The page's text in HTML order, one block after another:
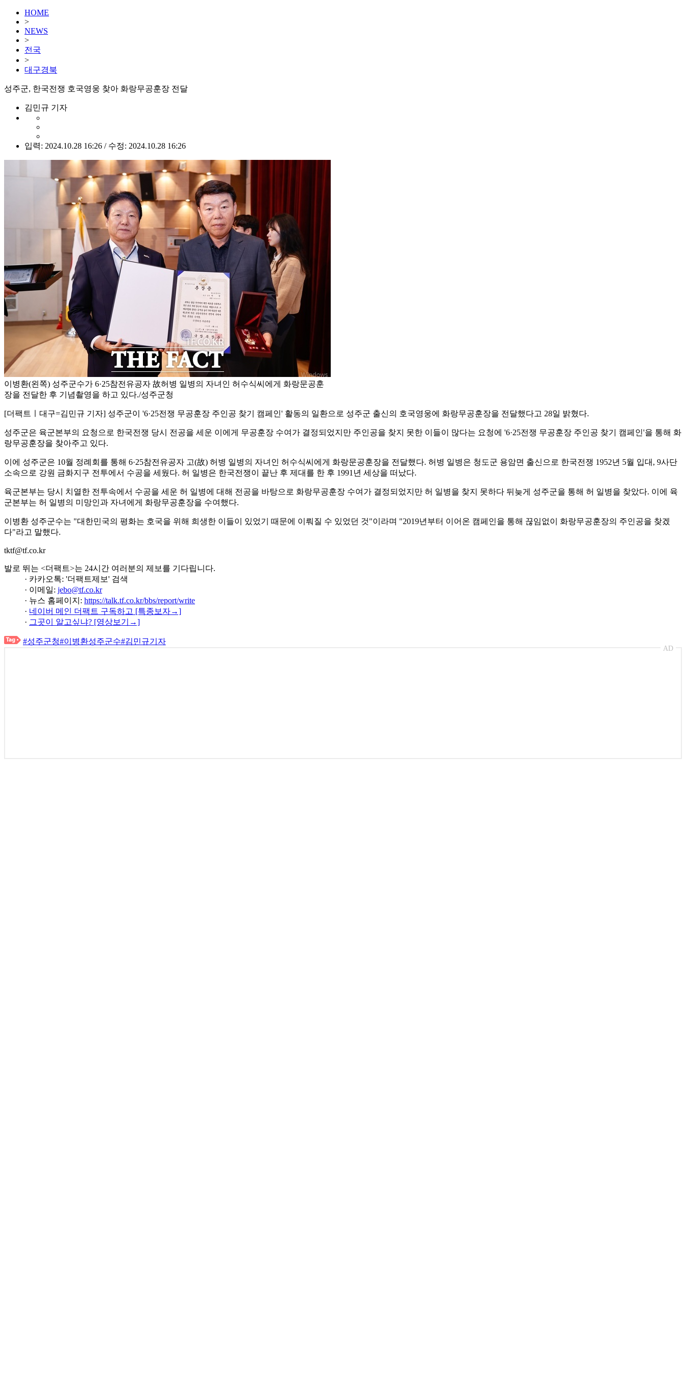
HOME
>
NEWS
>
전국
>
대구경북
성주군, 한국전쟁 호국영웅 찾아 화랑무공훈장 전달
김민규 기자
입력: 2024.10.28 16:26 / 수정: 2024.10.28 16:26
이병환(왼쪽) 성주군수가 6·25참전유공자 故허병 일병의 자녀인 허수식씨에게 화랑문공훈
장을 전달한 후 기념촬영을 하고 있다./성주군청
[더팩트ㅣ대구=김민규 기자] 성주군이 '6·25전쟁 무공훈장 주인공 찾기 캠페인' 활동의 일환으로 성주군 출신의 호국영웅에 화랑무공훈장을 전달했다고 28일 밝혔다.
성주군은 육군본부의 요청으로 한국전쟁 당시 전공을 세운 이에게 무공훈장 수여가 결정되었지만 주인공을 찾지 못한 이들이 많다는 요청에 '6·25전쟁 무공훈장 주인공 찾기 캠페인'을 통해 화
랑무공훈장을 찾아주고 있다.
이에 성주군은 10월 정례회를 통해 6·25참전유공자 고(故) 허병 일병의 자녀인 허수식씨에게 화랑문공훈장을 전달했다. 허병 일병은 청도군 용암면 출신으로 한국전쟁 1952년 5월 입대, 9사단
소속으로 강원 금화지구 전투에서 수공을 세웠다. 허 일병은 한국전쟁이 끝난 후 제대를 한 후 1991년 세상을 떠났다.
육군본부는 당시 치열한 전투속에서 수공을 세운 허 일병에 대해 전공을 바탕으로 화랑무공훈장 수여가 결정되었지만 허 일병을 찾지 못하다 뒤늦게 성주군을 통해 허 일병을 찾았다. 이에 육
군본부는 허 일병의 미망인과 자녀에게 화랑무공훈장을 수여했다.
이병환 성주군수는 "대한민국의 평화는 호국을 위해 희생한 이들이 있었기 때문에 이뤄질 수 있었던 것"이라며 "2019년부터 이어온 캠페인을 통해 끊임없이 화랑무공훈장의 주인공을 찾겠
다"라고 말했다.
tktf@tf.co.kr
발로 뛰는 <더팩트>는 24시간 여러분의 제보를 기다립니다.
· 카카오톡: '더팩트제보' 검색
· 이메일: jebo@tf.co.kr
· 뉴스 홈페이지: https://talk.tf.co.kr/bbs/report/write
· 네이버 메인 더팩트 구독하고 [특종보자→]
· 그곳이 알고싶냐? [영상보기→]
#성주군청#이병환성주군수#김민규기자
AD